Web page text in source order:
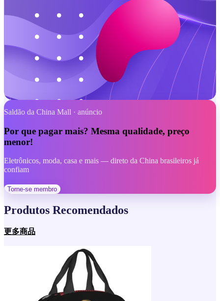
Canais logísticos eficientes com rastreamento em tempo real
Da China até você, com mais agilidade
Lista de Produtos
Cross-border no Brasil · Confiança
Uma das melhores plataformas de compras
Pagamento seguro, preços claros e suporte dedicado
Milhares de produtos · Tudo em um lugar
Catálogo vasto, tudo o que você precisa
Saldão da China Mall · anúncio
Por que pagar mais? Mesma qualidade, preço
menor!
Eletrônicos, moda, casa e mais — direto da China brasileiros já
confiam
Torne-se membro
Produtos Recomendados
更多商品